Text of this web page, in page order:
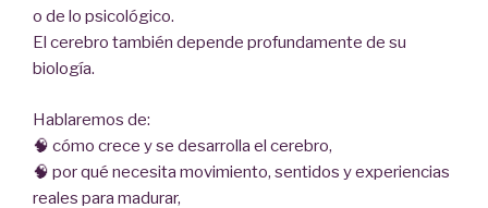
o de lo psicológico.
El cerebro también depende profundamente de su
biología.
Hablaremos de:
🧠 cómo crece y se desarrolla el cerebro,
🧠 por qué necesita movimiento, sentidos y experiencias
reales para madurar,